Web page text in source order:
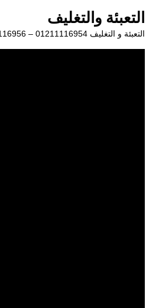
المحتوى
التعبئة والتغليف
التعبئة و التغليف 01211116954 – 01211116956 – 01211116958